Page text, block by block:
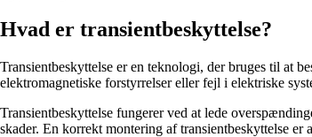
Hvad er transientbeskyttelse?
Transientbeskyttelse er en teknologi, der bruges til at
elektromagnetiske forstyrrelser eller fejl i elektriske
Transientbeskyttelse fungerer ved at lede
skader. En korrekt montering af transientbeskyttelse